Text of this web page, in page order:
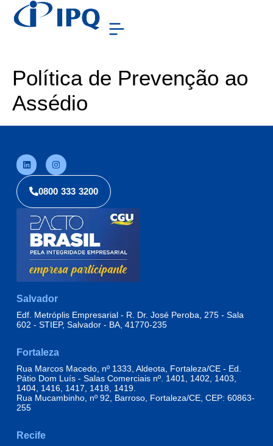
Política de Prevenção ao
Assédio
0800 333 3200
Salvador
Edf. Metróplis Empresarial - R. Dr. José Peroba, 275 - Sala
602 - STIEP, Salvador - BA, 41770-235
Fortaleza
Rua Marcos Macedo, nº 1333, Aldeota, Fortaleza/CE - Ed.
Pátio Dom Luís - Salas Comerciais nº. 1401, 1402, 1403,
1404, 1416, 1417, 1418, 1419.
Rua Mucambinho, nº 92, Barroso, Fortaleza/CE, CEP: 60863-
255
Recife